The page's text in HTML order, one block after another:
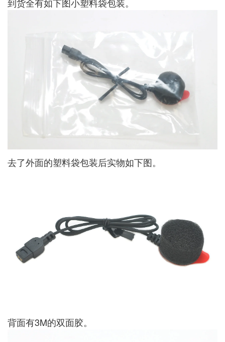
去了外面的塑料袋包装后实物如下图。
背面有3M的双面胶。